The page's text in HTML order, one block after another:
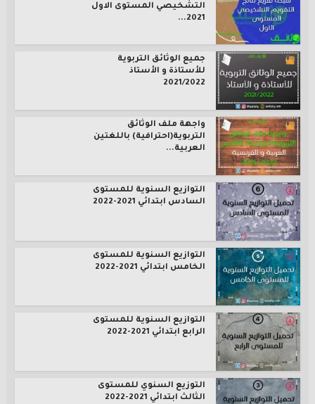
التشخيصي المستوى الاول
2021...
جميع الوثائق التربوية
للأستاذة و الأستاذ
2021/2022
واجهة ملف الوثائق
التربوية(احترافية) باللغتين
العربية...
التوازيع السنوية للمستوى
السادس ابتدائي 2021-2022
التوازيع السنوية للمستوى
الخامس ابتدائي 2021-2022
التوازيع السنوية للمستوى
الرابع ابتدائي 2021-2022
التوزيع السنوي للمستوى
الثالث ابتدائي 2021-2022